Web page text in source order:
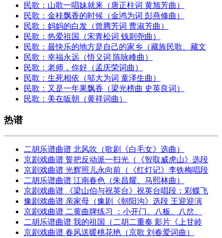
民歌：山歌一唱妹就来（唐正柱词 黄旭芳曲）
民歌：金桂飘香的时候（金鸿为词 彭燕修曲）
民歌：妈妈的白发（曾腾芳词 曹淑芳曲）
民歌：热爱祖国（宋青松词 钱则尧曲）
民歌：最快乐的地方是自己的家乡（藏族民歌、藏文
民歌：幸福永远（悟义词 陈咏峰曲）
民歌：老师，你好（孟庆荣词曲）
民歌：生死相依（邬大为词 童泽生曲）
民歌：又是一年果飘香（梁光榜曲 史英良词）
民歌：美在皈朝（黄祥词曲）
热谱
二胡乐谱曲谱 北风吹（歌剧《白毛女》选曲）
京剧戏曲谱 誓把反动派一扫光（《智取威虎山》选段
京剧戏曲谱 光辉照儿永向前（《红灯记》李铁梅唱段
二胡乐谱曲谱 江南春色（朱昌耀、马熙林曲）
京剧戏曲谱 《梁山伯与祝英台》祝英台唱段：彩蝶飞
豫剧戏曲谱 亲家母（豫剧《朝阳沟》选段 王迎迎演
京剧戏曲谱 二黄曲牌练习 ：小开门、八板、八岔、
二胡乐谱曲谱 我的祖国（二胡二重奏 影片《上甘岭
京剧戏曲谱 春风送暖桃花艳（京歌 刘春爱词曲）